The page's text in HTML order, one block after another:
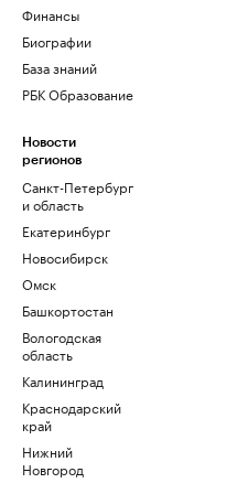
Финансы
Биографии
База знаний
РБК Образование
Новости
регионов
Санкт-Петербург
и область
Екатеринбург
Новосибирск
Омск
Башкортостан
Вологодская
область
Калининград
Краснодарский
край
Нижний
Новгород